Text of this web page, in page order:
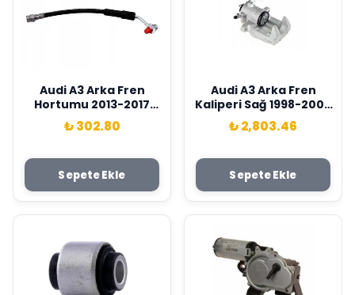
Audi A3 Arka Fren
Hortumu 2013-2017
Wisco Marka
5Q0611775G
₺ 302.80
Sepete Ekle
Audi A3 Arka Fren
Kaliperi Sağ 1998-2004
Wisco Marka
1J0615424E
₺ 2,803.46
Sepete Ekle